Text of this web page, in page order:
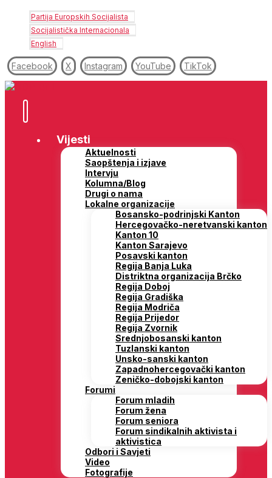
Partija Europskih Socijalista
Socijalistička Internacionala
English
Facebook X Instagram YouTube TikTok
Vijesti
Aktuelnosti
Saopštenja i izjave
Intervju
Kolumna/Blog
Drugi o nama
Lokalne organizacije
Bosansko-podrinjski Kanton
Hercegovačko-neretvanski kanton
Kanton 10
Kanton Sarajevo
Posavski kanton
Regija Banja Luka
Distriktna organizacija Brčko
Regija Doboj
Regija Gradiška
Regija Modriča
Regija Prijedor
Regija Zvornik
Srednjobosanski kanton
Tuzlanski kanton
Unsko-sanski kanton
Zapadnohercegovački kanton
Zeničko-dobojski kanton
Forumi
Forum mladih
Forum žena
Forum seniora
Forum sindikalnih aktivista i
aktivistica
Odbori i Savjeti
Video
Fotografije